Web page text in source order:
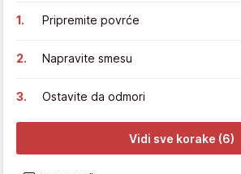
Pripremite povrće
Napravite smesu
Ostavite da odmori
Vidi sve korake (6)